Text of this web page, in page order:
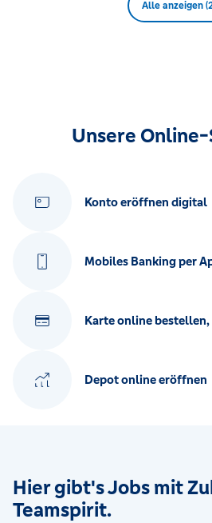
Alle anzeigen
Unsere
Konto eröffnen digital
Mobiles Banking per
Karte online
Depot online eröffnen
Hier gibt's Jobs mit
Teamspirit.